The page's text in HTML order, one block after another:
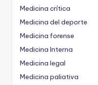
Medicina crítica
Medicina del deporte
Medicina forense
Medicina Interna
Medicina legal
Medicina paliativa